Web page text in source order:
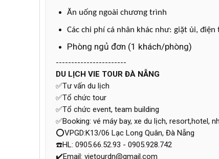
Ăn uống ngoài chương trình
Các chi phí cá nhân khác như: giặt ủi, điện
Phòng ngủ đơn (1 khách/phòng)
-----------------------
DU LỊCH VIE TOUR ĐÀ NẴNG
✅Tư vấn du lịch
✅Tổ chức tour
✅Tổ chức event, team building
✅Booking: vé máy bay, xe du lịch, resort,hotel,
⭕VPGD:K13/06 Lạc Long Quân, Đà Nẵng
☎️HL: 0905.66.52.93 - 0905.928.742
✔️Email: vietourdn@gmail.com